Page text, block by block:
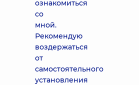
ознакомиться
со
мной.
Рекомендую
воздержаться
от
самостоятельного
установления